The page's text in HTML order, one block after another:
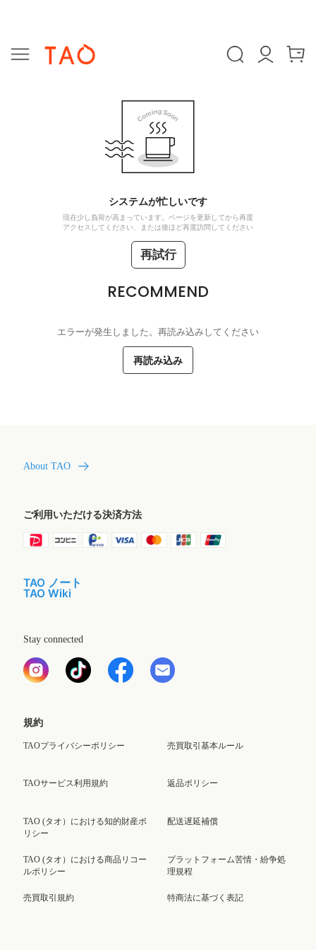
システムが忙しいです
現在少し負荷が高まっています。ページを更新してから再度
アクセスしてください、または後ほど再度訪問してください
再試行
RECOMMEND
エラーが発生しました。再読み込みしてください
再読み込み
About TAO
ご利用いただける決済方法
TAO ノート
TAO Wiki
Stay connected
規約
TAOプライバシーポリシー
TAOサービス利用規約
TAO (タオ）における知的財産ポ
リシー
TAO (タオ）における商品リコー
ルポリシー
売買取引規約
売買取引基本ルール
返品ポリシー
配送遅延補償
プラットフォーム苦情・紛争処
理規程
特商法に基づく表記